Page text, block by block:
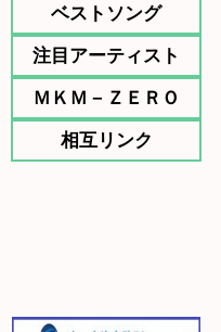
ベストソング
注目アーティスト
ＭＫＭ－ＺＥＲＯ
相互リンク